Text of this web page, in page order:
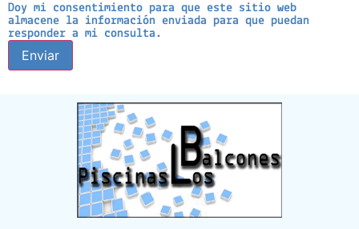
Doy mi consentimiento para que este sitio web
almacene la información enviada para que puedan
responder a mi consulta.
Enviar